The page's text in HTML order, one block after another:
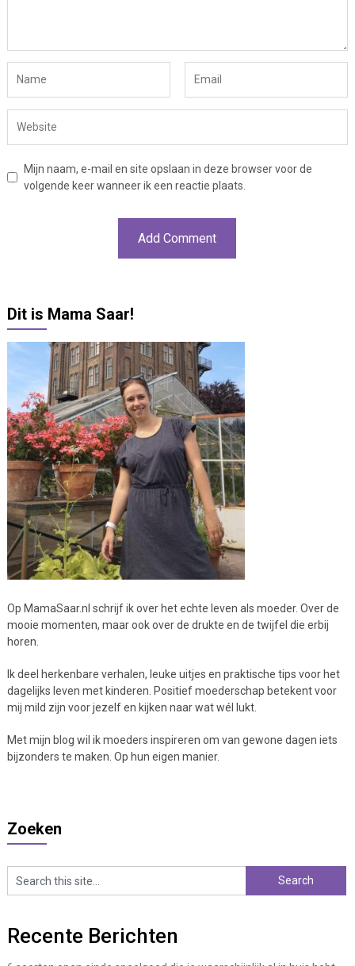
Mijn naam, e-mail en site opslaan in deze browser voor de
volgende keer wanneer ik een reactie plaats.
Dit is Mama Saar!
Op MamaSaar.nl schrijf ik over het echte leven als moeder. Over de
mooie momenten, maar ook over de drukte en de twijfel die erbij
horen.
Ik deel herkenbare verhalen, leuke uitjes en praktische tips voor het
dagelijks leven met kinderen. Positief moederschap betekent voor
mij mild zijn voor jezelf en kijken naar wat wél lukt.
Met mijn blog wil ik moeders inspireren om van gewone dagen iets
bijzonders te maken. Op hun eigen manier.
Zoeken
Recente Berichten